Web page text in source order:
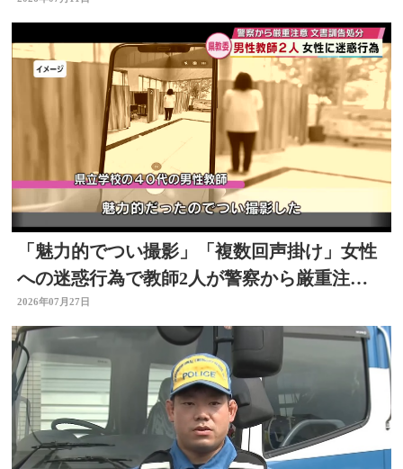
「魅力的でつい撮影」「複数回声掛け」女性
への迷惑行為で教師2人が警察から厳重注
意 文書訓告に 大分
2026年07月27日